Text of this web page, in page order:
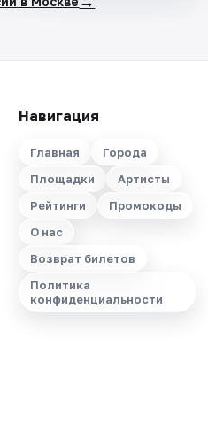
Навигация
Главная
Города
Площадки
Артисты
Рейтинги
Промокоды
О нас
Возврат билетов
Политика
конфиденциальности